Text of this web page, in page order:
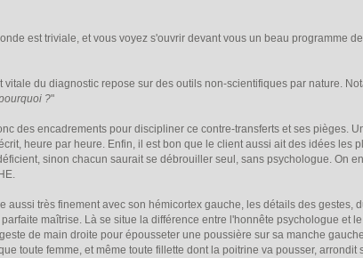
est triviale, et vous voyez s'ouvrir devant vous un beau programme
du diagnostic repose sur des outils non-scientifiques par nature.
?"
des encadrements pour discipliner ce contre-transferts et ses pièges.
heure par heure. Enfin, il est bon que le client aussi ait des idées les
sinon chacun saurait se débrouiller seul, sans psychologue. On
aussi très finement avec son hémicortex gauche, les détails des gestes,
maîtrise. Là se situe la différence entre l'honnête psychologue et
de main droite pour épousseter une poussière sur sa manche
toute femme, et même toute fillette dont la poitrine va pousser,